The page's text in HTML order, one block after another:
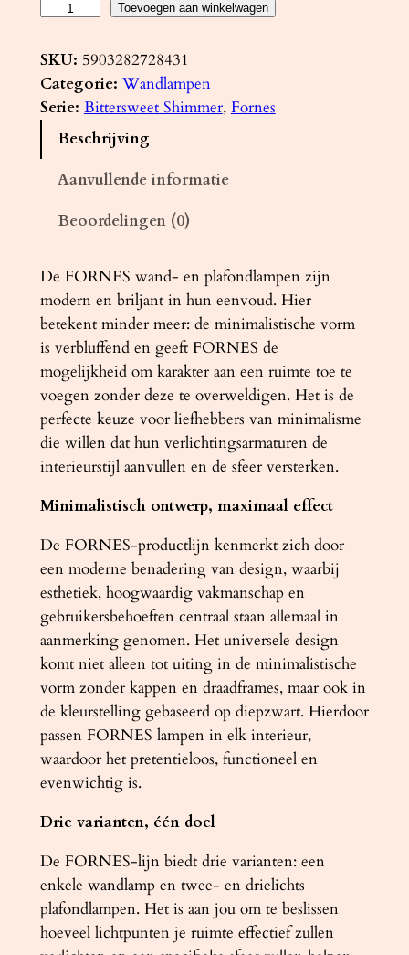
n
d
l
N
E
S
1
z
w
a
r
t
a
t
a
l
Toevoegen aan winkelwagen
SKU: 5903282728431
Categorie: Wandlampen
Serie: Bittersweet Shimmer, Fornes
Beschrijving
Aanvullende informatie
Beoordelingen (0)
De FORNES wand- en plafondlampen zijn
modern en briljant in hun eenvoud. Hier
betekent minder meer: ​​de minimalistische vorm
is verbluffend en geeft FORNES de
mogelijkheid om karakter aan een ruimte toe te
voegen zonder deze te overweldigen. Het is de
perfecte keuze voor liefhebbers van minimalisme
die willen dat hun verlichtingsarmaturen de
interieurstijl aanvullen en de sfeer versterken.
Minimalistisch ontwerp, maximaal effect
De FORNES-productlijn kenmerkt zich door
een moderne benadering van design, waarbij
esthetiek, hoogwaardig vakmanschap en
gebruikersbehoeften centraal staan allemaal in
aanmerking genomen. Het universele design
komt niet alleen tot uiting in de minimalistische
vorm zonder kappen en draadframes, maar ook in
de kleurstelling gebaseerd op diepzwart. Hierdoor
passen FORNES lampen in elk interieur,
waardoor het pretentieloos, functioneel en
evenwichtig is.
Drie varianten, één doel
De FORNES-lijn biedt drie varianten: een
enkele wandlamp en twee- en drielichts
plafondlampen. Het is aan jou om te beslissen
hoeveel lichtpunten je ruimte effectief zullen